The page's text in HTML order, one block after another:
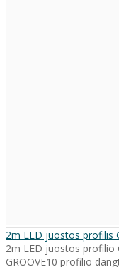
2m LED juostos profilis
2m LED juostos profilio
GROOVE10 profilio